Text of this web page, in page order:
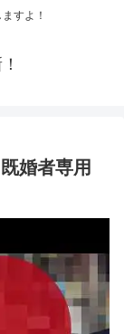
すよ！
婚者専用